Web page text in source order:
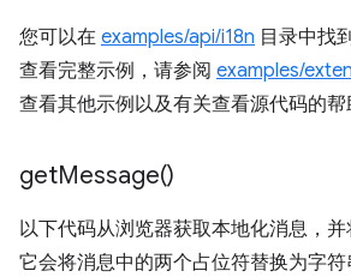
您可以在 examples/api/i18n 目录中找
查看完整示例，请参阅 examples/
查看其他示例以及有关查看源代码的帮
getMessage()
以下代码从浏览器获取本地化消息，并
它会将消息中的两个占位符替换为字符